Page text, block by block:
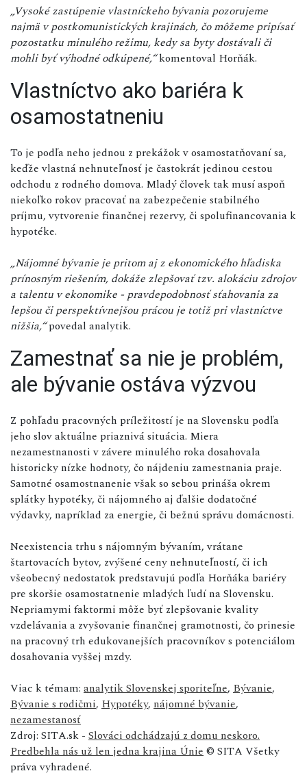
„Vysoké zastúpenie vlastníckeho bývania pozorujeme
najmä v postkomunistických krajinách, čo môžeme pripísať
pozostatku minulého režimu, kedy sa byty dostávali či
mohli byť výhodné odkúpené,“komentoval Horňák.
Vlastníctvo ako bariéra k
osamostatneniu
To je podľa neho jednou z prekážok v osamostatňovaní sa,
keďže vlastná nehnuteľnosť je častokrát jedinou cestou
odchodu z rodného domova. Mladý človek tak musí aspoň
niekoľko rokov pracovať na zabezpečenie stabilného
príjmu, vytvorenie finančnej rezervy, či spolufinancovania k
hypotéke.
„Nájomné bývanie je pritom aj z ekonomického hľadiska
prínosným riešením, dokáže zlepšovať tzv. alokáciu zdrojov
a talentu v ekonomike - pravdepodobnosť sťahovania za
lepšou či perspektívnejšou prácou je totiž pri vlastníctve
nižšia,“povedal analytik.
Zamestnať sa nie je problém,
ale bývanie ostáva výzvou
Z pohľadu pracovných príležitostí je na Slovensku podľa
jeho slov aktuálne priaznivá situácia. Miera
nezamestnanosti v závere minulého roka dosahovala
historicky nízke hodnoty, čo nájdeniu zamestnania praje.
Samotné osamostnanenie však so sebou prináša okrem
splátky hypotéky, či nájomného aj ďalšie dodatočné
výdavky, napríklad za energie, či bežnú správu domácnosti.
Neexistencia trhu s nájomným bývaním, vrátane
štartovacích bytov, zvýšené ceny nehnuteľností, či ich
všeobecný nedostatok predstavujú podľa Horňáka bariéry
pre skoršie osamostatnenie mladých ľudí na Slovensku.
Nepriamymi faktormi môže byť zlepšovanie kvality
vzdelávania a zvyšovanie finančnej gramotnosti, čo prinesie
na pracovný trh edukovanejších pracovníkov s potenciálom
dosahovania vyššej mzdy.
Viac k témam: analytik Slovenskej sporiteľne, Bývanie,
Bývanie s rodičmi, Hypotéky, nájomné bývanie,
nezamestanosť
Zdroj: SITA.sk - Slováci odchádzajú z domu neskoro.
Predbehla nás už len jedna krajina Únie © SITA Všetky
práva vyhradené.